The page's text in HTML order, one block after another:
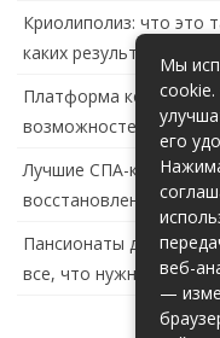
Криолиполиз: что это
каких результатов
Платформа
возможностей и
Лучшие СПА-
восстановление за
Пансионаты для
все, что нужно знать
Мы
его
веб-
—